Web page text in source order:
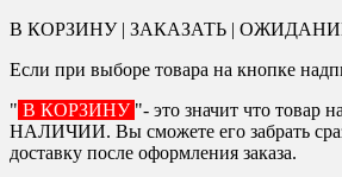
В КОРЗИНУ | ЗАКАЗАТЬ | ОЖИДАНИЕ
Если при выборе товара на кнопке
" В КОРЗИНУ "- это значит что товар
НАЛИЧИИ. Вы сможете его забрать
доставку после оформления заказа.